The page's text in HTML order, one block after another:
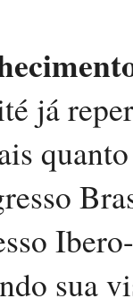
já
sua